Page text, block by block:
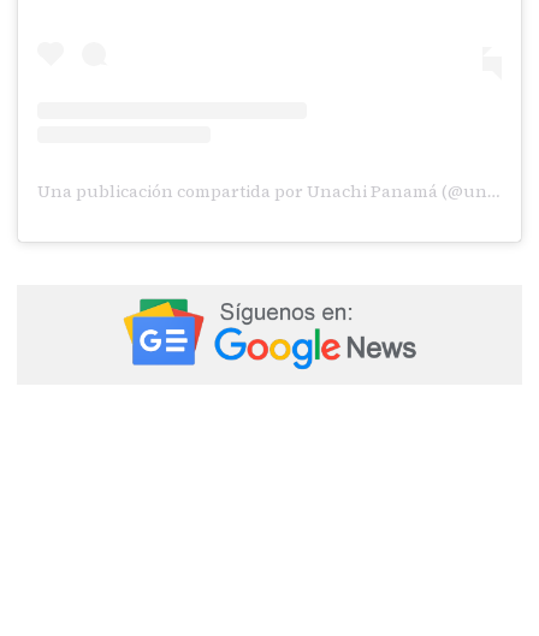
Una publicación compartida por Unachi Panamá (@unachipanama)